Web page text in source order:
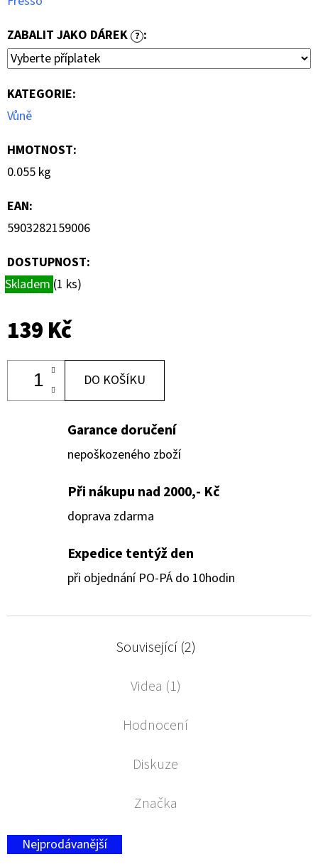
ZABALIT JAKO DÁREK ? :
KATEGORIE:
Vůně
HMOTNOST:
0.055 kg
EAN:
5903282159006
DOSTUPNOST:
Skladem (1 ks)
139 Kč
DO KOŠÍKU
Garance doručení
nepoškozeného zboží
Při nákupu nad 2000,- Kč
doprava zdarma
Expedice tentýž den
při objednání PO-PÁ do 10hodin
Související (2)
Videa (1)
Hodnocení
Diskuze
Značka
Nejprodávanější